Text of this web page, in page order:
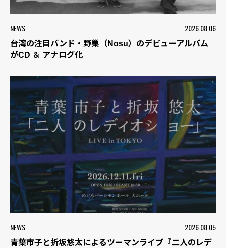
NEWS 2026.08.06
台湾の注目バンド・野巢（Nosu）のデビューアルバム
がCD ＆ アナログ化
NEWS 2026.08.05
青葉市子と折坂悠太によるツーマンライブ『二人のレデ